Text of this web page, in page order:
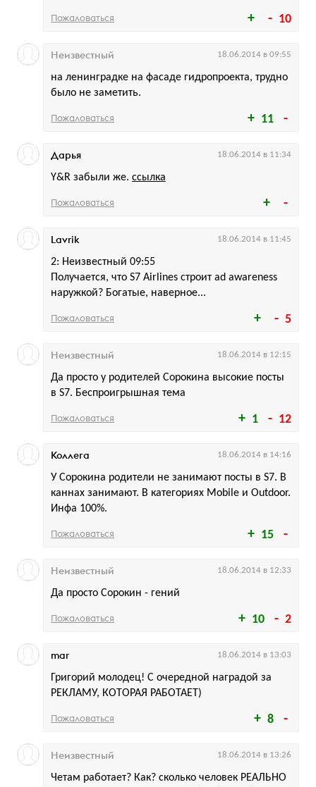
10
Пожаловаться
11
на ленинградке на фасаде гидропроекта, трудно
было не заметить.
Неизвестный 18.06.2014 в 09:55
Пожаловаться
Y&R забыли же. ссылка
Дарья 18.06.2014 в 11:34
Пожаловаться
5
2: Неизвестный 09:55
Получается, что S7 Airlines строит ad awareness
наружкой? Богатые, наверное...
Lavrik 18.06.2014 в 11:45
Пожаловаться
1 12
Да просто у родителей Сорокина высокие посты
в S7. Беспроигрышная тема
Неизвестный 18.06.2014 в 12:15
Пожаловаться
15
У Сорокина родители не занимают посты в S7. В
каннах занимают. В категориях Mobile и Outdoor.
Инфа 100%.
Коллега 18.06.2014 в 14:16
Пожаловаться
10 2
Да просто Сорокин - гений
Неизвестный 18.06.2014 в 12:33
Пожаловаться
8
Григорий молодец! С очередной наградой за
РЕКЛАМУ, КОТОРАЯ РАБОТАЕТ)
mar 18.06.2014 в 13:03
Пожаловаться
Четам работает? Как? сколько человек РЕАЛЬНО
Неизвестный 18.06.2014 в 13:26